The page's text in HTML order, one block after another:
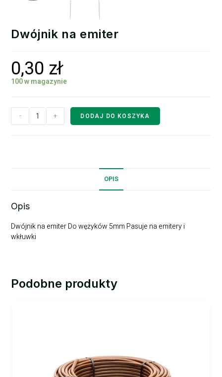
Dwójnik na emiter
0,30 zł
100 w magazynie
- + DODAJ DO KOSZYKA
OPIS
Opis
Dwójnik na emiter Do wężyków 5mm Pasuje na emitery i
wkłuwki
Podobne produkty